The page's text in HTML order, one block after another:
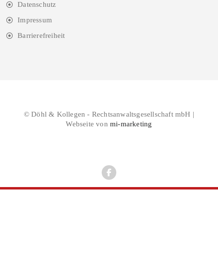
Datenschutz
Impressum
Barrierefreiheit
© Döhl & Kollegen - Rechtsanwaltsgesellschaft mbH |
Webseite vonmi-marketing